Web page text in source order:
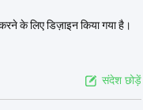
के लिए डिज़ाइन किया गया है।
संदेश छोड़ें